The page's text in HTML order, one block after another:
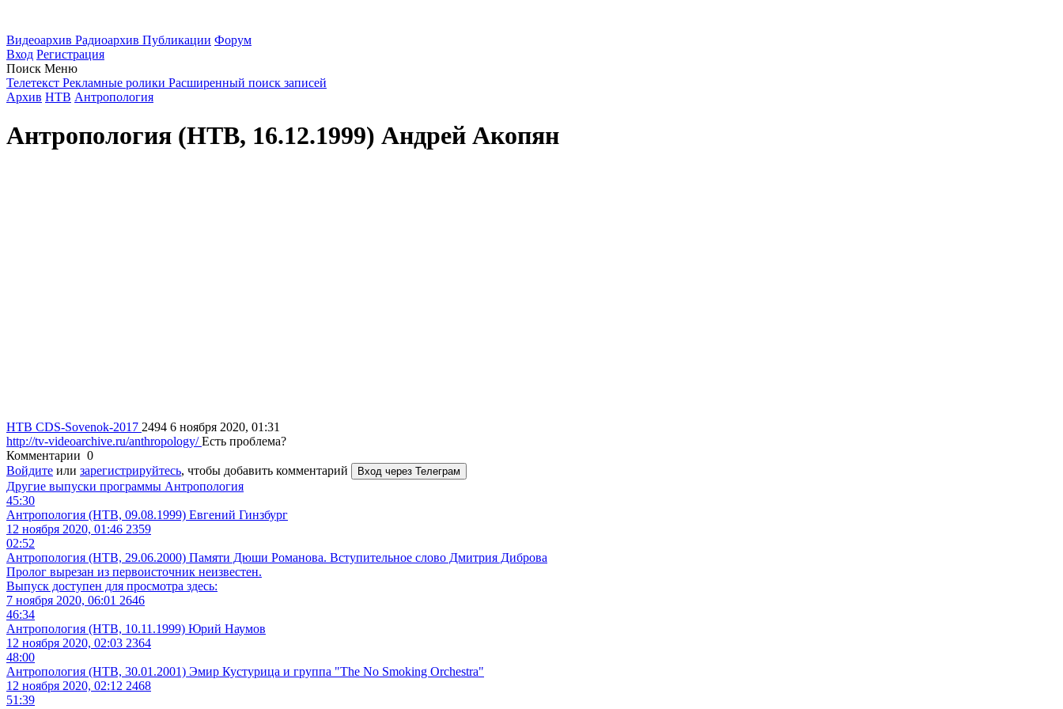
Видеоархив Радиоархив Публикации Форум
Вход Регистрация
Поиск Меню
Телетекст Рекламные ролики Расширенный поиск записей
Архив НТВ Антропология
Антропология (НТВ, 16.12.1999) Андрей Акопян
НТВ CDS-Sovenok-2017 2494 6 ноября 2020, 01:31
http://tv-videoarchive.ru/anthropology/ Есть проблема?
Комментарии 0
Войдите или зарегистрируйтесь, чтобы добавить комментарий Вход через Телеграм
Другие выпуски программы Антропология
45:30
Антропология (НТВ, 09.08.1999) Евгений Гинзбург
12 ноября 2020, 01:46 2359
02:52
Антропология (НТВ, 29.06.2000) Памяти Дюши Романова. Вступительное слово Дмитрия Диброва
Пролог вырезан из первоисточник неизвестен.
Выпуск доступен для просмотра здесь:
7 ноября 2020, 06:01 2646
46:34
Антропология (НТВ, 10.11.1999) Юрий Наумов
12 ноября 2020, 02:03 2364
48:00
Антропология (НТВ, 30.01.2001) Эмир Кустурица и группа "The No Smoking Orchestra"
12 ноября 2020, 02:12 2468
51:39